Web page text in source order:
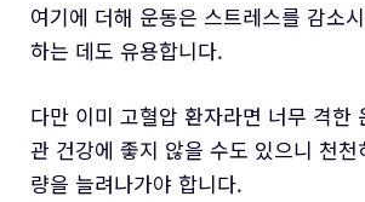
여기에 더해 운동은 스트레스를 감소
하는 데도 유용합니다.
다만 이미 고혈압 환자라면 너무 격한
관 건강에 좋지 않을 수도 있으니 천
량을 늘려나가야 합니다.